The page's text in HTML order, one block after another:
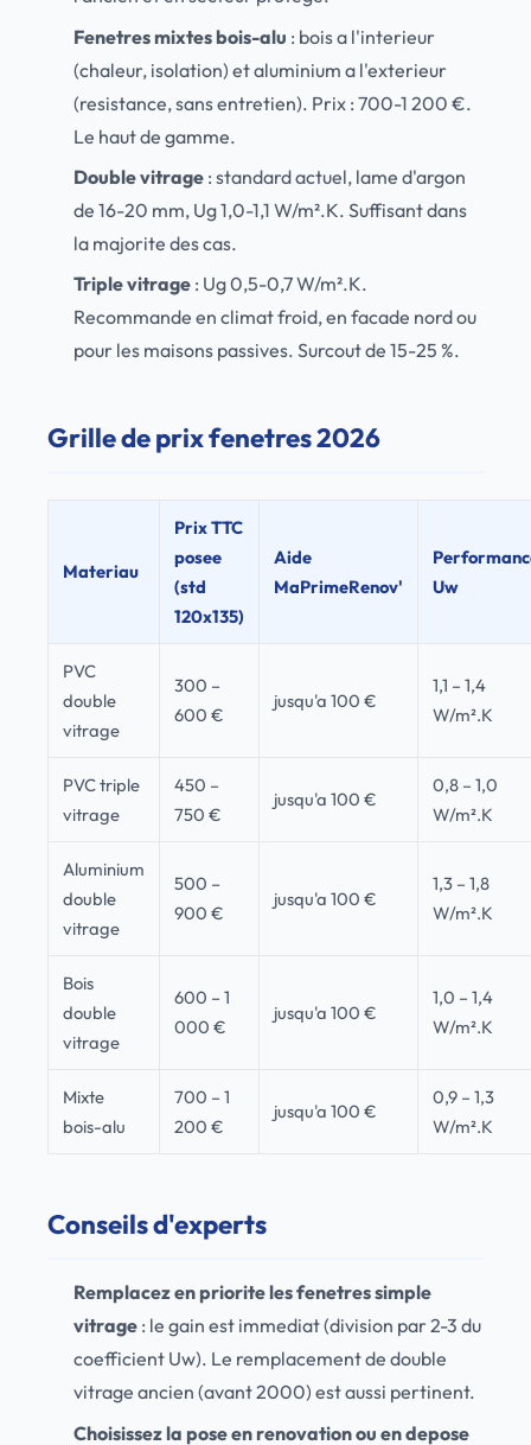
Fenetres mixtes bois-alu : bois a l'interieur
(chaleur, isolation) et aluminium a l'exterieur
(resistance, sans entretien). Prix : 700-1 200 €.
Le haut de gamme.
Double vitrage : standard actuel, lame d'argon
de 16-20 mm, Ug 1,0-1,1 W/m².K. Suffisant dans
la majorite des cas.
Triple vitrage : Ug 0,5-0,7 W/m².K.
Recommande en climat froid, en facade nord ou
pour les maisons passives. Surcout de 15-25 %.
Grille de prix fenetres 2026
Materiau
Prix TTC
posee
(std
120x135)
Aide
MaPrimeRenov'
Uw
PVC
double
vitrage
300 –
600 €
jusqu'a 100 €
1,1 – 1,4
W/m².K
PVC triple
vitrage
450 –
750 €
jusqu'a 100 €
0,8 – 1,0
W/m².K
Aluminium
double
vitrage
500 –
900 €
jusqu'a 100 €
1,3 – 1,8
W/m².K
Bois
double
vitrage
600 – 1
000 €
jusqu'a 100 €
1,0 – 1,4
W/m².K
Mixte
bois-alu
700 – 1
200 €
jusqu'a 100 €
0,9 – 1,3
W/m².K
Conseils d'experts
Remplacez en priorite les fenetres simple
vitrage : le gain est immediat (division par 2-3 du
coefficient Uw). Le remplacement de double
vitrage ancien (avant 2000) est aussi pertinent.
Choisissez la pose en renovation ou en depose